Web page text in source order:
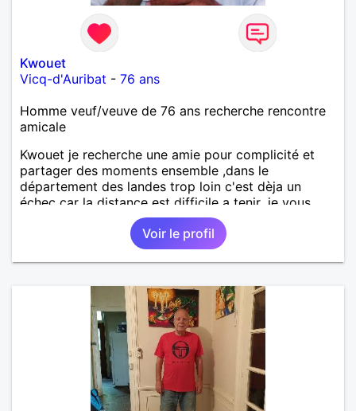
Kwouet
Vicq-d'Auribat - 76 ans
Homme veuf/veuve de 76 ans recherche rencontre
amicale
Kwouet je recherche une amie pour complicité et
partager des moments ensemble ,dans le
département des landes trop loin c'est dèja un
échec car la distance est difficile a tenir ,je vous
remercie par avance bonne journée ,
Voir le profil